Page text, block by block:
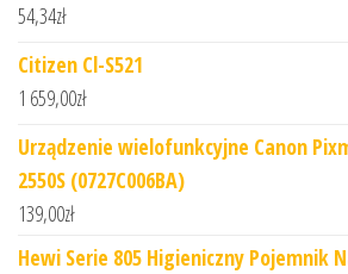
54,34zł
Citizen Cl-S521
1 659,00zł
Urządzenie wielofunkcyjne Canon
2550S (0727C006BA)
139,00zł
Hewi Serie 805 Higieniczny Pojemnik